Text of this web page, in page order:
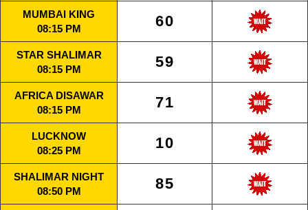
MUMBAI KING
08:15 PM
60
STAR SHALIMAR
08:15 PM
59
AFRICA DISAWAR
08:15 PM
71
LUCKNOW
08:25 PM
10
SHALIMAR NIGHT
08:50 PM
85